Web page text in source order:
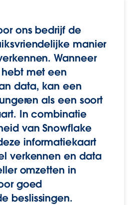
ons bedrijf de
manier
Wanneer
met een
data, kan een
als een soort
In combinatie
van Snowflake
informatiekaart
verkennen en data
omzetten in
goed
beslissingen.